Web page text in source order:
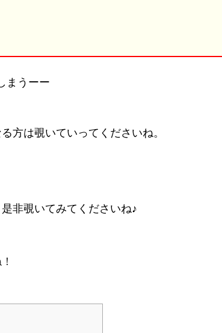
まうーー
方は覗いていってくださいね。
非覗いてみてくださいね♪